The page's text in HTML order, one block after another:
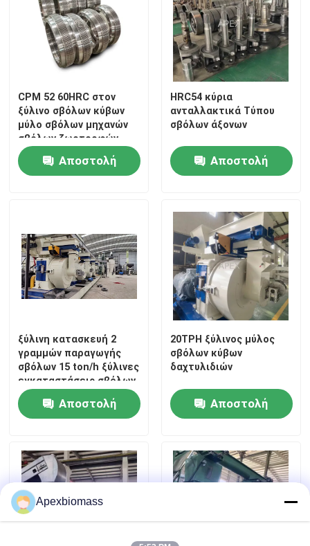
Αρχική Σελίδα
Προϊόντα
CPM 52 60HRC στον
ξύλινο σβόλων κύβων
μύλο σβόλων μηχανών
σβόλων ζωοτροφών
κατασκευαστών ξύλινο
Αποστολή
HRC54 κύρια
ανταλλακτικά Τύπου
σβόλων άξονων
Αποστολή
ξύλινη κατασκευή 2
γραμμών παραγωγής
σβόλων 15 ton/h ξύλινες
εγκαταστάσεις σβόλων
κυλίνδρων
Αποστολή
20TPH ξύλινος μύλος
σβόλων κύβων
δαχτυλιδιών
Αποστολή
Apexbiomass